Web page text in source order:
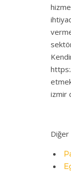
izmir
Diğer